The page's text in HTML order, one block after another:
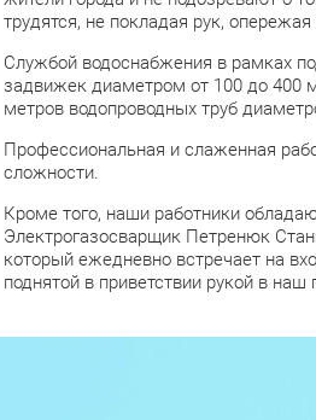
трудятся, не покладая рук,
Службой водоснабжения в рамках
задвижек диаметром от 100 до 400
метров водопроводных труб
Профессиональная и слаженная
сложности.
Кроме того, наши работники
Электрогазосварщик Петренюк
который ежедневно встречает на
поднятой в приветствии рукой в